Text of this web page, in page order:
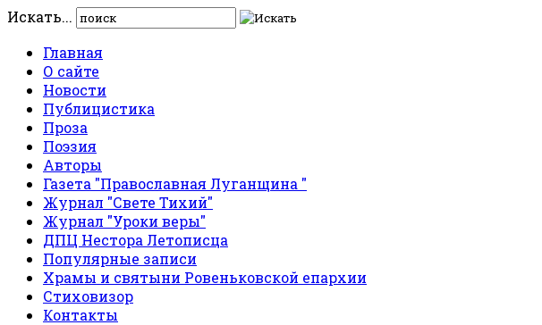
Искать...
Главная
О сайте
Новости
Публицистика
Проза
Поэзия
Авторы
Газета "Православная Луганщина "
Журнал "Свете Тихий"
Журнал "Уроки веры"
ДПЦ Нестора Летописца
Популярные записи
Храмы и святыни Ровеньковской епархии
Стиховизор
Контакты